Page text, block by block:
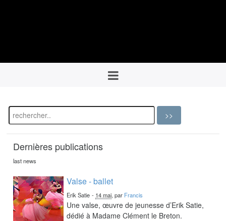
Dernières publications
last news
Valse - ballet
Erik Satie - 14 mai, par Francis
Une valse, œuvre de jeunesse d’Erik Satie,
dédié à Madame Clément le Breton.